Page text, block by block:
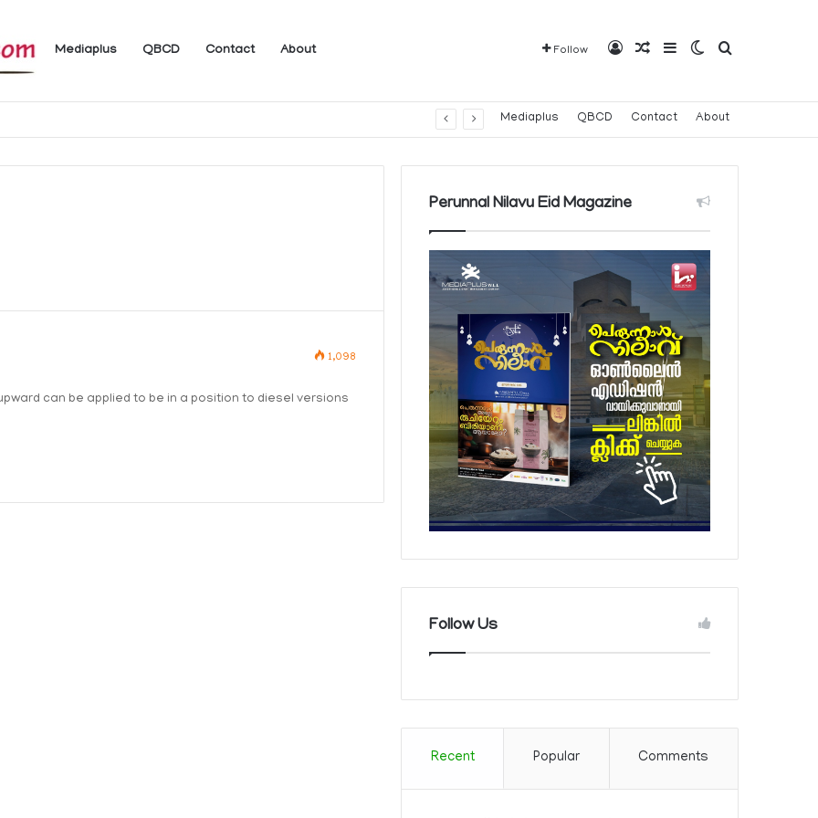
Mediaplus QBCD Contact About Follow Log InRandom Article
SidebarSwitch skin
Search for
ചില ഇലക്ട്രോണിക് സേവനങ്ങള്‍ വാരാന്ത്യത്തില്‍ മുടങ്ങും Mediaplus QBCD Contact About
1,098
can be applied to be in a position to diesel versions
Perunnal Nilavu Eid Magazine
Follow Us
Recent Popular Comments